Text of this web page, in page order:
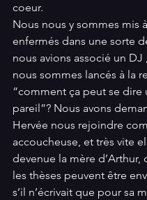
coeur.
Nous nous y sommes mis
enfermés dans une sorte
nous avions associé un DJ
nous sommes lancés à la
“comment ça peut se dire
pareil”? Nous avons
Hervée nous rejoindre
accoucheuse, et très vite
devenue la mère d’Arthur,
les thèses peuvent être
s’il n’écrivait que pour sa